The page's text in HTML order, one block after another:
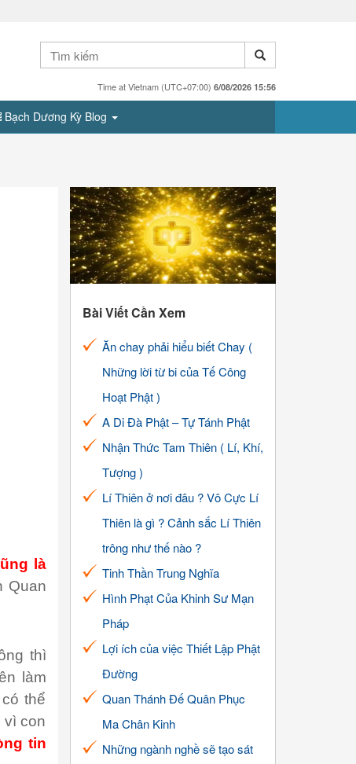
Time at Vietnam (UTC+07:00) 6/08/2026 15:56
Bạch Dương Kỳ Blog
là
Quan
thì
làm
thể
vì con
tin
Bài Viết Cần Xem
Ăn chay phải hiểu biết Chay (
Những lời từ bi của Tế Công
Hoạt Phật )
A Di Đà Phật – Tự Tánh Phật
Nhận Thức Tam Thiên ( Lí, Khí,
Tượng )
Lí Thiên ở nơi đâu ? Vô Cực Lí
Thiên là gì ? Cảnh sắc Lí Thiên
trông như thế nào ?
Tinh Thần Trung Nghĩa
Hình Phạt Của Khinh Sư Mạn
Pháp
Lợi ích của việc Thiết Lập Phật
Đường
Quan Thánh Đế Quân Phục
Ma Chân Kinh
Những ngành nghề sẽ tạo sát